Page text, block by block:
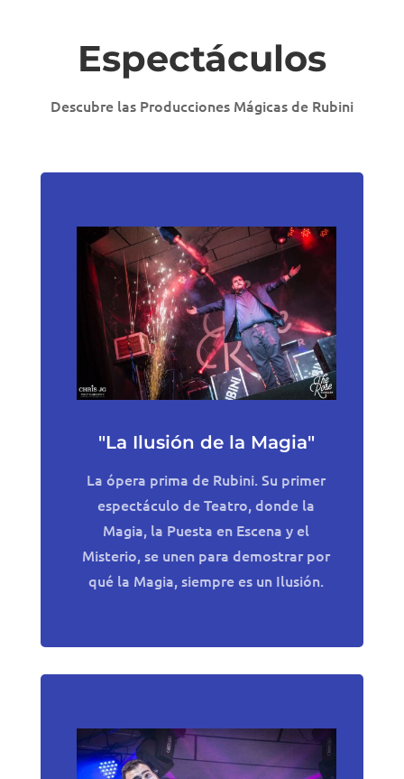
Espectáculos
Descubre las Producciones Mágicas de Rubini
"La Ilusión de la Magia"
La ópera prima de Rubini. Su primer
espectáculo de Teatro, donde la
Magia, la Puesta en Escena y el
Misterio, se unen para demostrar por
qué la Magia, siempre es un Ilusión.